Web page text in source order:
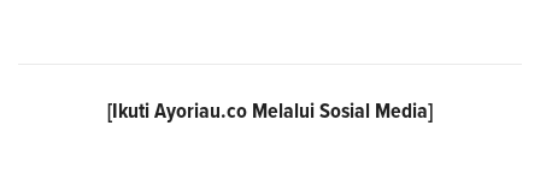
[Ikuti Ayoriau.co Melalui Sosial Media]